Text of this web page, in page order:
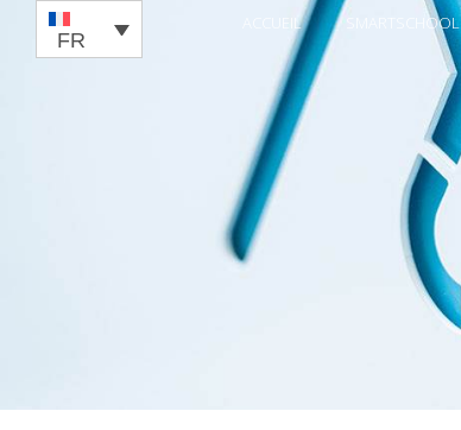
FR
ACCUEIL SMARTSCHOOL